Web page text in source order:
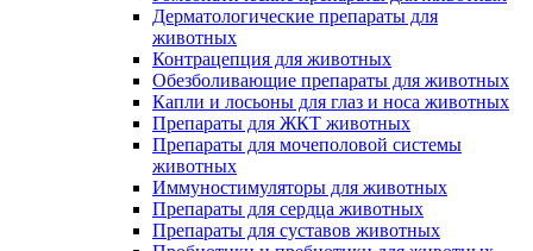
Дерматологические препараты для
животных
Контрацепция для животных
Обезболивающие препараты для животных
Капли и лосьоны для глаз и носа животных
Препараты для ЖКТ животных
Препараты для мочеполовой системы
животных
Иммуностимуляторы для животных
Препараты для сердца животных
Препараты для суставов животных